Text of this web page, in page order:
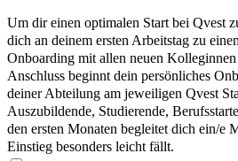
Um dir einen optimalen Start bei Qvest
dich an deinem ersten Arbeitstag zu
Onboarding mit allen neuen
Anschluss beginnt dein persönliches
deiner Abteilung am jeweiligen Qvest
Auszubildende, Studierende,
den ersten Monaten begleitet dich ein/e
Einstieg besonders leicht fällt.